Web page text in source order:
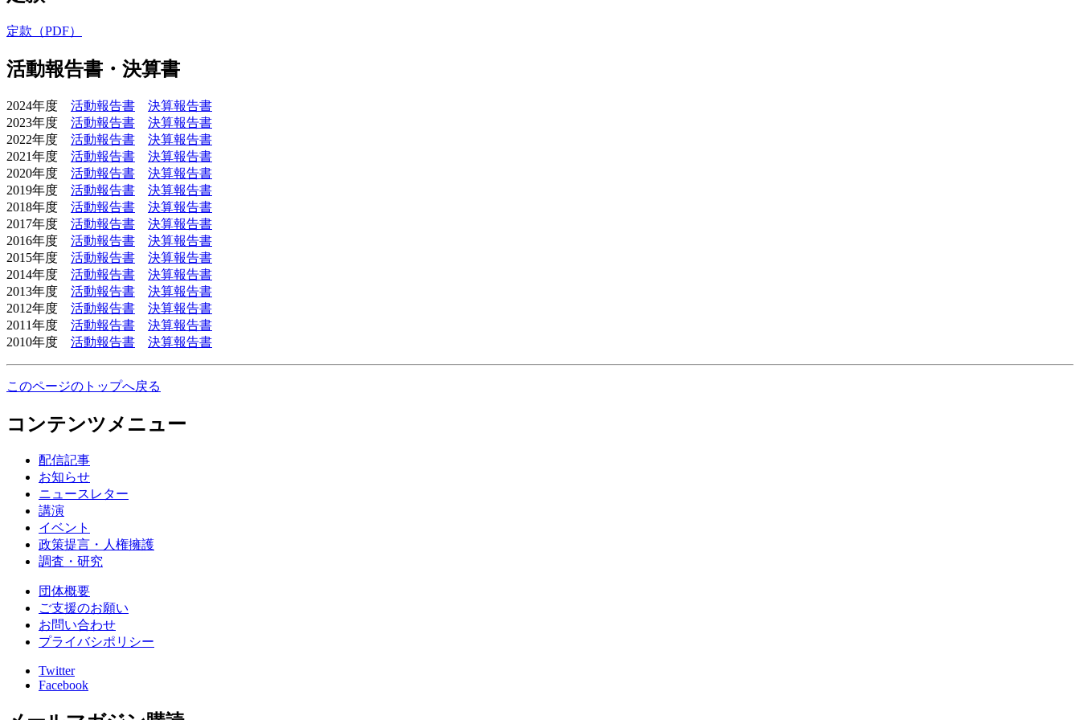
定款（PDF）
活動報告書・決算書
2024年度 活動報告書
決算報告書
2023年度 活動報告書
決算報告書
2022年度 活動報告書
決算報告書
2021年度 活動報告書
決算報告書
2020年度 活動報告書
決算報告書
2019年度 活動報告書
決算報告書
2018年度 活動報告書
決算報告書
2017年度 活動報告書
決算報告書
2016年度 活動報告書
決算報告書
2015年度 活動報告書
決算報告書
2014年度 活動報告書
決算報告書
2013年度 活動報告書
決算報告書
2012年度 活動報告書
決算報告書
2011年度 活動報告書
決算報告書
2010年度 活動報告書 決算報告書
このページのトップへ戻る
コンテンツメニュー
配信記事
お知らせ
ニュースレター
講演
イベント
政策提言・人権擁護
調査・研究
団体概要
ご支援のお願い
お問い合わせ
プライバシポリシー
Twitter
Facebook